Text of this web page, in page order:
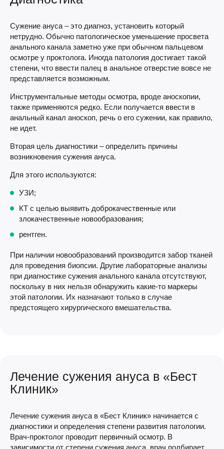
Сужение ануса – это диагноз, установить который
нетрудно. Обычно патологическое уменьшение просвета
анального канала заметно уже при обычном пальцевом
осмотре у проктолога. Иногда патология достигает такой
степени, что ввести палец в анальное отверстие вовсе не
представляется возможным.
Инструментальные методы осмотра, вроде аноскопии,
также применяются редко. Если получается ввести в
анальный канал аноскоп, речь о его сужении, как правило,
не идет.
Вторая цель диагностики – определить причины
возникновения сужения ануса.
Для этого используются:
УЗИ;
КТ с целью выявить доброкачественные или
злокачественные новообразования;
рентген.
При наличии новообразований производится забор тканей
для проведения биопсии. Другие лабораторные анализы
при диагностике сужения анального канала отсутствуют,
поскольку в них нельзя обнаружить какие-то маркеры
этой патологии. Их назначают только в случае
предстоящего хирургического вмешательства.
Лечение сужения ануса в «Бест
Клиник»
Лечение сужения ануса в «Бест Клиник» начинается с
диагностики и определения степени развития патологии.
Врач-проктолог проводит первичный осмотр. В
зависимости от степени сужения ануса, врач подбирает